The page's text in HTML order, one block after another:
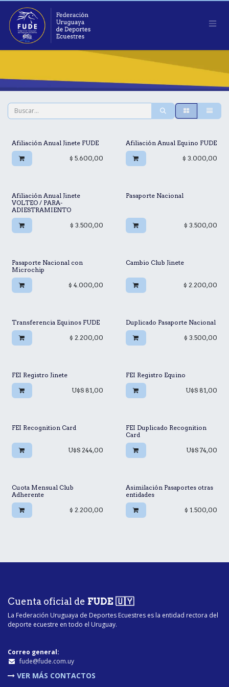
Ir al contenido
Afiliación Anual Jinete FUDE
$ 5.600,00
Afiliación Anual Equino FUDE
$ 3.000,00
Afiliación Anual Jinete
VOLTEO / PARA-
ADIESTRAMIENTO
$ 3.500,00
Pasaporte Nacional
$ 3.500,00
Pasaporte Nacional con
Microchip
$ 4.000,00
Cambio Club Jinete
$ 2.200,00
Transferencia Equinos FUDE
$ 2.200,00
Duplicado Pasaporte Nacional
$ 3.500,00
FEI Registro Jinete
U$S 81,00
FEI Registro Equino
U$S 81,00
FEI Recognition Card
U$S 244,00
FEI Duplicado Recognition
Card
U$S 74,00
Cuota Mensual Club
Adherente
$ 2.200,00
Asimilación Pasaportes otras
entidades
$ 1.500,00
Cuenta oficial de FUDE 🇺🇾
La Federación Uruguaya de Deportes Ecuestres es la entidad rectora del
deporte ecuestre en todo el Uruguay.
Correo general:
fu​de@fude.com.uy
VER MÁS CONTACTOS